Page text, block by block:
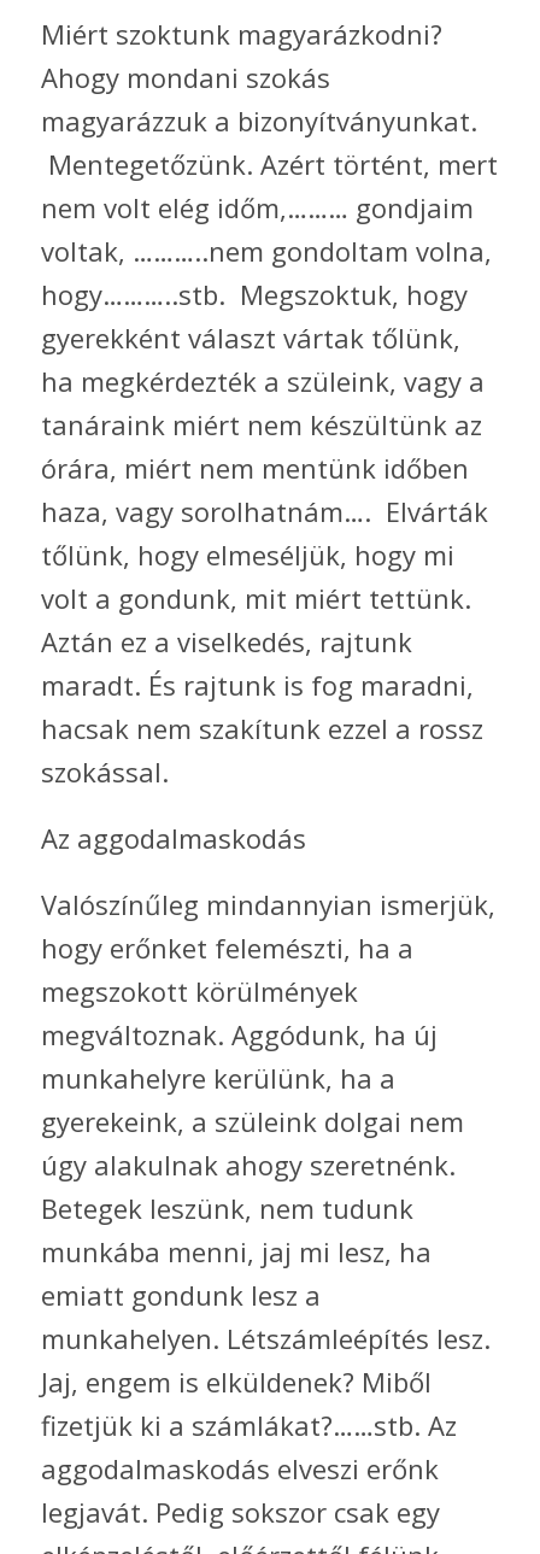
Miért szoktunk magyarázkodni?
Ahogy mondani szokás
magyarázzuk a bizonyítványunkat.
Mentegetőzünk. Azért történt, mert
nem volt elég időm,……… gondjaim
voltak, ………..nem gondoltam volna,
hogy………..stb. Megszoktuk, hogy
gyerekként választ vártak tőlünk,
ha megkérdezték a szüleink, vagy a
tanáraink miért nem készültünk az
órára, miért nem mentünk időben
haza, vagy sorolhatnám…. Elvárták
tőlünk, hogy elmeséljük, hogy mi
volt a gondunk, mit miért tettünk.
Aztán ez a viselkedés, rajtunk
maradt. És rajtunk is fog maradni,
hacsak nem szakítunk ezzel a rossz
szokással.
Az aggodalmaskodás
Valószínűleg mindannyian ismerjük,
hogy erőnket felemészti, ha a
megszokott körülmények
megváltoznak. Aggódunk, ha új
munkahelyre kerülünk, ha a
gyerekeink, a szüleink dolgai nem
úgy alakulnak ahogy szeretnénk.
Betegek leszünk, nem tudunk
munkába menni, jaj mi lesz, ha
emiatt gondunk lesz a
munkahelyen. Létszámleépítés lesz.
Jaj, engem is elküldenek? Miből
fizetjük ki a számlákat?……stb. Az
aggodalmaskodás elveszi erőnk
legjavát. Pedig sokszor csak egy